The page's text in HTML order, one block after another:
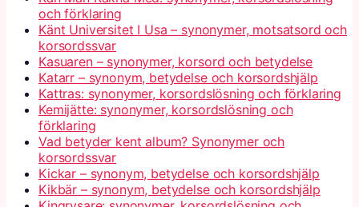
och förklaring
Känt Universitet I Usa – synonymer, motsatsord och
korsordssvar
Kasuaren – synonymer, korsord och betydelse
Katarr – synonym, betydelse och korsordshjälp
Kattras: synonymer, korsordslösning och förklaring
Kemijätte: synonymer, korsordslösning och
förklaring
Vad betyder kent album? Synonymer och
korsordssvar
Kickar – synonym, betydelse och korsordshjälp
Kikbär – synonym, betydelse och korsordshjälp